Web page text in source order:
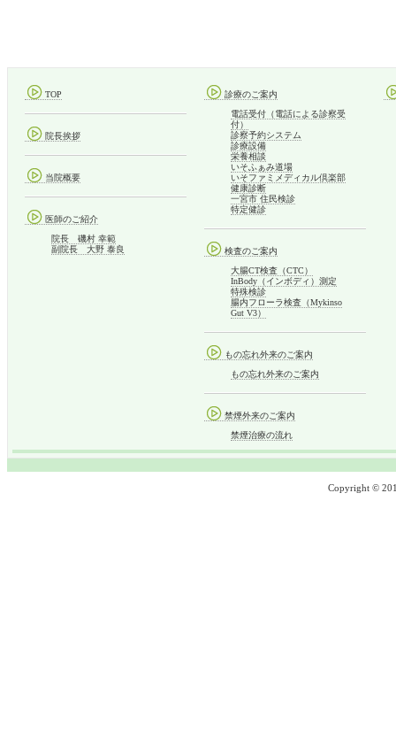
TOP
院長挨拶
当院概要
医師のご紹介
院長 磯村 幸範
副院長 大野 泰良
診療のご案内
電話受付（電話による診察受
付）
診察予約システム
診療設備
栄養相談
いそふぁみ道場
いそファミメディカル倶楽部
健康診断
一宮市 住民検診
特定健診
検査のご案内
大腸CT検査（CTC）
InBody（インボディ）測定
特殊検診
腸内フローラ検査（Mykinso
Gut V3）
もの忘れ外来のご案内
もの忘れ外来のご案内
禁煙外来のご案内
禁煙治療の流れ
Copyright ©